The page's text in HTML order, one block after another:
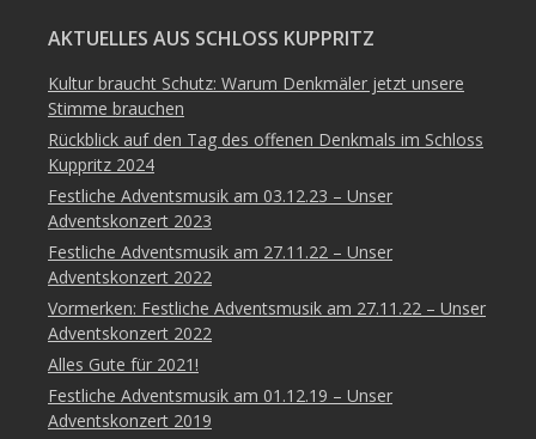
AKTUELLES AUS SCHLOSS KUPPRITZ
Kultur braucht Schutz: Warum Denkmäler jetzt unsere
Stimme brauchen
Rückblick auf den Tag des offenen Denkmals im Schloss
Kuppritz 2024
Festliche Adventsmusik am 03.12.23 – Unser
Adventskonzert 2023
Festliche Adventsmusik am 27.11.22 – Unser
Adventskonzert 2022
Vormerken: Festliche Adventsmusik am 27.11.22 – Unser
Adventskonzert 2022
Alles Gute für 2021!
Festliche Adventsmusik am 01.12.19 – Unser
Adventskonzert 2019